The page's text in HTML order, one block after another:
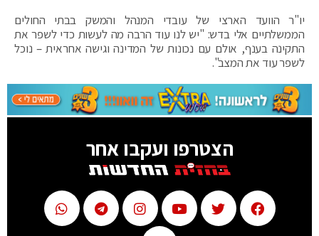
יו"ר הוועד הארצי של עובדי המנהל והמשק בבתי החולים
הממשלתיים אלי בדש: "יש לנו עוד הרבה מה לעשות כדי לשפר את
התקינה בענף, אולם עם נכונות של המדינה וגישה אחראית – נוכל
לשפר עוד את המצב".
הצטרפו ועקבו אחר